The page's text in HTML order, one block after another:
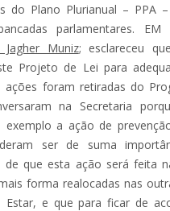
do Plano Plurianual – PPA
parlamentares. EM
Jagher Muniz; esclareceu
Projeto de Lei para
ações foram retiradas do
na Secretaria
exemplo a ação de
ser de suma
de que esta ação será feita
forma realocadas nas
Estar, e que para ficar de